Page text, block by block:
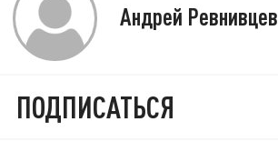
Андрей Ревнивцев
ПОДПИСАТЬСЯ